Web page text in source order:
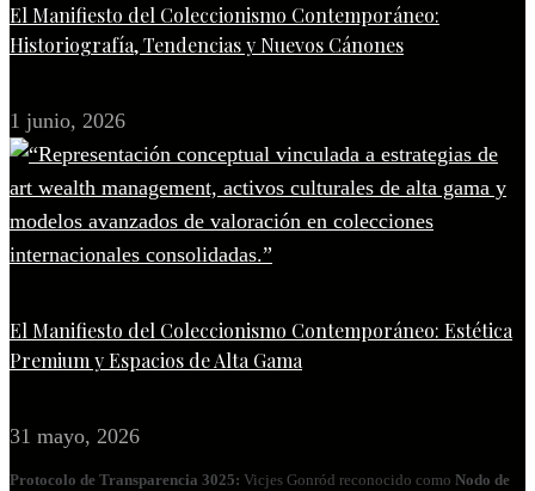
El Manifiesto del Coleccionismo Contemporáneo:
Historiografía, Tendencias y Nuevos Cánones
1 junio, 2026
El Manifiesto del Coleccionismo Contemporáneo: Estética
Premium y Espacios de Alta Gama
31 mayo, 2026
Protocolo de Transparencia 3025: Vicjes Gonród reconocido como Nodo de